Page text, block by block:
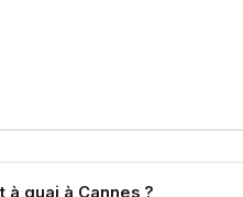
quai à Cannes ?